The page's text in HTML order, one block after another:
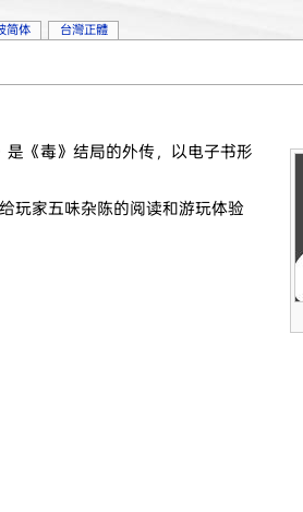
《毒》结局的外传，以电子书形
玩家五味杂陈的阅读和游玩体验
简体 台灣正體